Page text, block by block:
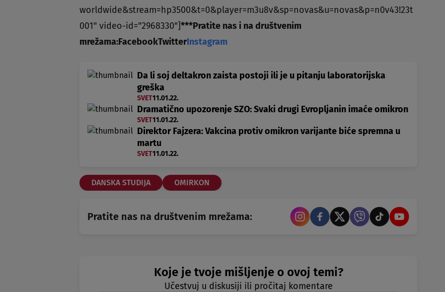
worldwide&stream=hp3500&t=0&player=m3u8v&sp=novas&u=novas&p=n0v43!23t
001" video-id="2968330"]***Pratite nas i na društvenim
mrežama:FacebookTwitterInstagram
Da li soj deltakron zaista postoji ili je u pitanju laboratorijska
greška
SVET11.01.22.
Dramatično upozorenje SZO: Svaki drugi Evropljanin imaće omikron
SVET11.01.22.
Direktor Fajzera: Vakcina protiv omikron varijante biće spremna u
martu
SVET11.01.22.
DANSKA STUDIJA OMIRKON
Pratite nas na društvenim mrežama:
Koje je tvoje mišljenje o ovoj temi?
Učestvuj u diskusiji ili pročitaj komentare